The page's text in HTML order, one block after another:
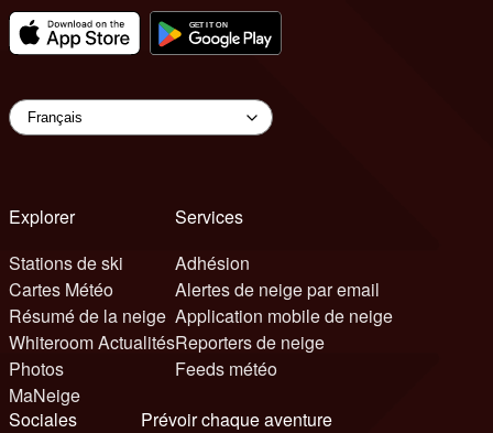
Explorer
Stations de ski
Cartes Météo
Résumé de la neige
Whiteroom Actualités
Photos
MaNeige
Services
Adhésion
Alertes de neige par email
Application mobile de neige
Reporters de neige
Feeds météo
Sociales
Prévoir chaque aventure